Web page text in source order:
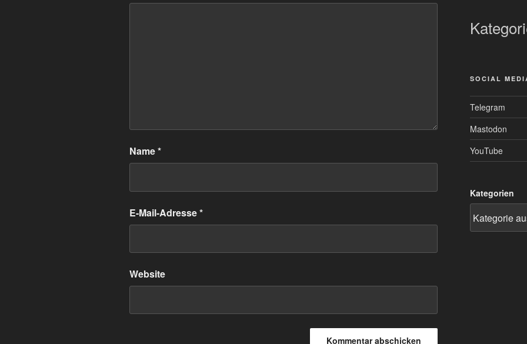
Name*
E-Mail-Adresse*
Website
SOCIAL
Telegram
Mastodon
YouTube
Kategorien